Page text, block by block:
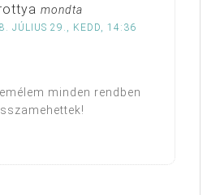
mondta
JÚLIUS 29., KEDD, 14:36
minden rendben